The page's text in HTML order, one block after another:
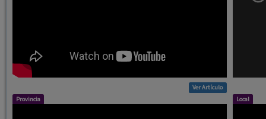
Ver Artículo
Provincia Local